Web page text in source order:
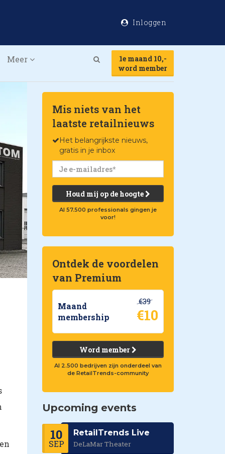
Inloggen
Meer
1e maand 10,-
word member
Mis niets van het
laatste retailnieuws
Het belangrijkste nieuws,
gratis in je inbox
Houd mij op de hoogte
Al 57.500 professionals gingen je
voor!
Ontdek de voordelen
van Premium
Maand
membership
€39
€10
Word member
Al 2.500 bedrijven zijn onderdeel van
de RetailTrends-community
Upcoming events
10
SEP
RetailTrends Live
DeLaMar Theater